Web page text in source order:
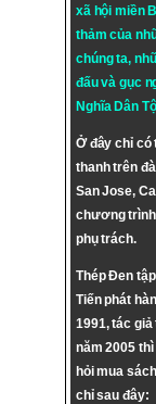
xã hội miền
thảm của
chúng ta,
đấu và gục
Nghĩa Dân
Ở đây chỉ có
thanh trên
San Jose,
chương trình
phụ trách.
Thép Đen
Tiến phát
1991, tác giả
năm 2005 thì
hỏi mua
chỉ sau đây: